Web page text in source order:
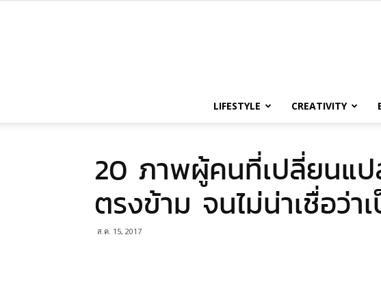
LIFESTYLE CREATIVITY
20 ภาพผู้คนที่เปลี่ยนแป
ตรงข้าม จนไม่น่าเชื่อว่า
ส.ค. 15, 2017